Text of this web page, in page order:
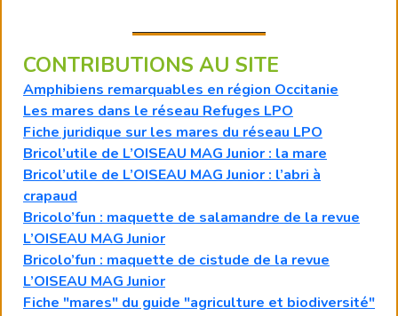
CONTRIBUTIONS AU SITE
Amphibiens remarquables en région Occitanie
Les mares dans le réseau Refuges LPO
Fiche juridique sur les mares du réseau LPO
Bricol’utile de L’OISEAU MAG Junior : la mare
Bricol’utile de L’OISEAU MAG Junior : l’abri à
crapaud
Bricolo’fun : maquette de salamandre de la revue
L’OISEAU MAG Junior
Bricolo’fun : maquette de cistude de la revue
L’OISEAU MAG Junior
Fiche "mares" du guide "agriculture et biodiversité"